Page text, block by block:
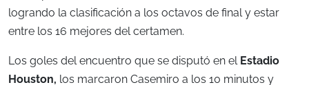
logrando la clasificación a los octavos de final y estar
entre los 16 mejores del certamen.
Los goles del encuentro que se disputó en el Estadio
Houston, los marcaron Casemiro a los 10 minutos y